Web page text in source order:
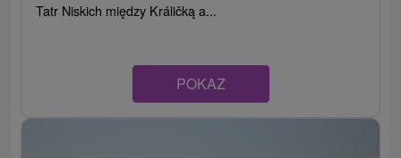
Tatr Niskich między Králičką a...
POKAZ